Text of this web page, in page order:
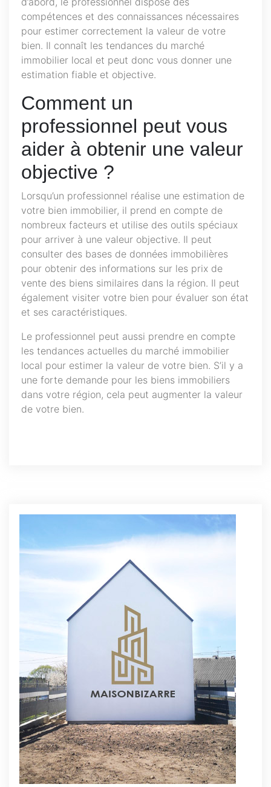
compétences et des connaissances nécessaires
pour estimer correctement la valeur de votre
bien. Il connaît les tendances du marché
immobilier local et peut donc vous donner une
estimation fiable et objective.
Comment un
professionnel peut vous
aider à obtenir une valeur
objective ?
Lorsqu’un professionnel réalise une estimation de
votre bien immobilier, il prend en compte de
nombreux facteurs et utilise des outils spéciaux
pour arriver à une valeur objective. Il peut
consulter des bases de données immobilières
pour obtenir des informations sur les prix de
vente des biens similaires dans la région. Il peut
également visiter votre bien pour évaluer son état
et ses caractéristiques.
Le professionnel peut aussi prendre en compte
les tendances actuelles du marché immobilier
local pour estimer la valeur de votre bien. S’il y a
une forte demande pour les biens immobiliers
dans votre région, cela peut augmenter la valeur
de votre bien.